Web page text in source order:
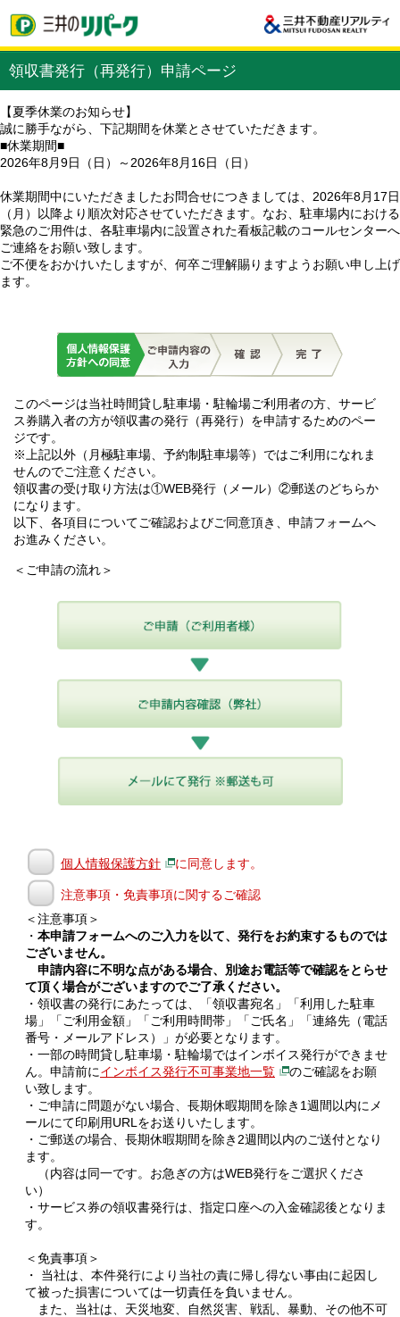
領収書発行（再発行）申請ページ
【夏季休業のお知らせ】
誠に勝手ながら、下記期間を休業とさせていただきます。
■休業期間■
2026年8月9日（日）～2026年8月16日（日）
休業期間中にいただきましたお問合せにつきましては、2026年8月17日
（月）以降より順次対応させていただきます。なお、駐車場内における
緊急のご用件は、各駐車場内に設置された看板記載のコールセンターへ
ご連絡をお願い致します。
ご不便をおかけいたしますが、何卒ご理解賜りますようお願い申し上げ
ます。
このページは当社時間貸し駐車場・駐輪場ご利用者の方、サービ
ス券購入者の方が領収書の発行（再発行）を申請するためのペー
ジです。
※上記以外（月極駐車場、予約制駐車場等）ではご利用になれま
せんのでご注意ください。
領収書の受け取り方法は①WEB発行（メール）②郵送のどちらか
になります。
以下、各項目についてご確認およびご同意頂き、申請フォームへ
お進みください。
＜ご申請の流れ＞
個人情報保護方針 に同意します。
注意事項・免責事項に関するご確認
＜注意事項＞
・ 本申請フォームへのご入力を以て、発行をお約束するものでは
ございません。
申請内容に不明な点がある場合、別途お電話等で確認をとらせ
て頂く場合がございますのでご了承ください。
・領収書の発行にあたっては、「領収書宛名」「利用した駐車
場」「ご利用金額」「ご利用時間帯」「ご氏名」「連絡先（電話
番号・メールアドレス）」が必要となります。
・一部の時間貸し駐車場・駐輪場ではインボイス発行ができませ
ん。申請前にインボイス発行不可事業地一覧
のご確認をお願
い致します。
・ご申請に問題がない場合、長期休暇期間を除き1週間以内にメ
ールにて印刷用URLをお送りいたします。
・ご郵送の場合、長期休暇期間を除き2週間以内のご送付となり
ます。
（内容は同一です。お急ぎの方はWEB発行をご選択くださ
い）
・サービス券の領収書発行は、指定口座への入金確認後となりま
す。
＜免責事項＞
・ 当社は、本件発行により当社の責に帰し得ない事由に起因し
て被った損害については一切責任を負いません。
また、当社は、天災地変、自然災害、戦乱、暴動、その他不可